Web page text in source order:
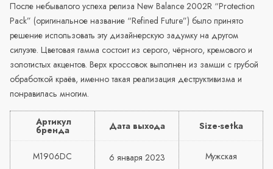
После небывалого успеха релиза New Balance 2002R “Protection
Pack” (оригинальное название “Refined Future”) было принято
решение использовать эту дизайнерскую задумку на другом
силуэте. Цветовая гамма состоит из серого, чёрного, кремового и
золотистых акцентов. Верх кроссовок выполнен из замши с грубой
обработкой краёв, именно такая реализация деструктивизма и
понравилась многим.
Артикул
бренда Дата выхода Size-setka
M1906DC 6 января 2023 Мужская